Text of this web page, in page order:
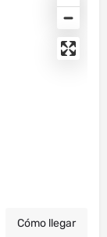
Cómo llegar